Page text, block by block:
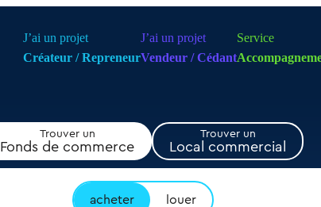
J’ai un projet
Créateur / Repreneur
J’ai un projet
Vendeur / Cédant
Service
Trouver un
Fonds de commerce
Trouver un
Local commercial
acheter louer